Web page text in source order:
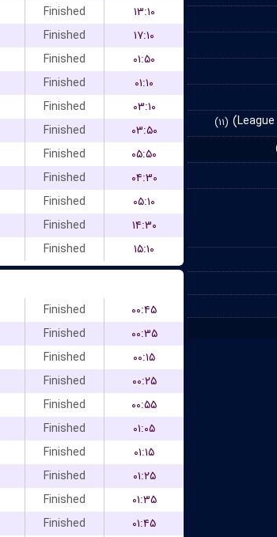
(۱۱)
Finished
۱۳:۱۰
Finished
۱۷:۱۰
Finished
۰۱:۵۰
Finished
۰۱:۱۰
Finished
۰۳:۱۰
Finished
۰۳:۵۰
Finished
۰۵:۵۰
Finished
۰۴:۳۰
Finished
۰۵:۱۰
Finished
۱۴:۳۰
Finished
۱۵:۱۰
Finished
۰۰:۴۵
Finished
۰۰:۳۵
Finished
۰۰:۱۵
Finished
۰۰:۲۵
Finished
۰۰:۵۵
Finished
۰۱:۰۵
Finished
۰۱:۱۵
Finished
۰۱:۲۵
Finished
۰۱:۳۵
Finished
۰۱:۴۵